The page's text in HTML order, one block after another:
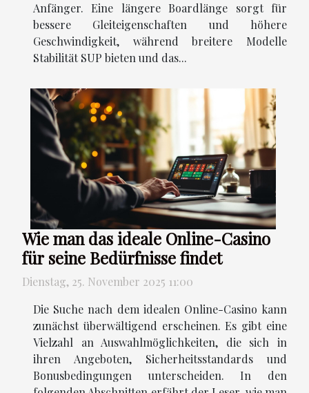
Anfänger. Eine längere Boardlänge sorgt für
bessere Gleiteigenschaften und höhere
Geschwindigkeit, während breitere Modelle
Stabilität SUP bieten und das...
Wie man das ideale Online-Casino
für seine Bedürfnisse findet
Dienstag, 25. November 2025 11:00
Die Suche nach dem idealen Online-Casino kann
zunächst überwältigend erscheinen. Es gibt eine
Vielzahl an Auswahlmöglichkeiten, die sich in
ihren Angeboten, Sicherheitsstandards und
Bonusbedingungen unterscheiden. In den